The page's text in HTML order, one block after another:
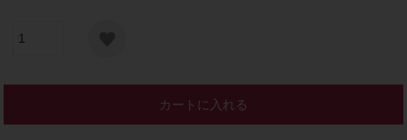
カートに入れる